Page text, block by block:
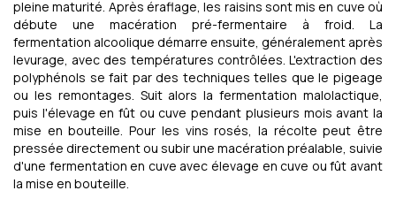
pleine maturité. Après éraflage, les raisins sont mis en cuve où
débute une macération pré-fermentaire à froid. La
fermentation alcoolique démarre ensuite, généralement après
levurage, avec des températures contrôlées. L'extraction des
polyphénols se fait par des techniques telles que le pigeage
ou les remontages. Suit alors la fermentation malolactique,
puis l'élevage en fût ou cuve pendant plusieurs mois avant la
mise en bouteille. Pour les vins rosés, la récolte peut être
pressée directement ou subir une macération préalable, suivie
d'une fermentation en cuve avec élevage en cuve ou fût avant
la mise en bouteille.